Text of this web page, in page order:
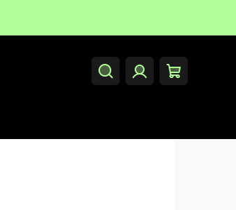
HledatPřihlášeníNákupní